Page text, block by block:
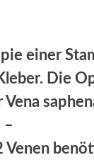
einer
Die
–
Venen